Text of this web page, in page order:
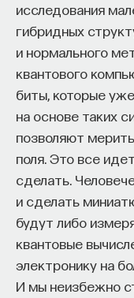
исследования
гибридных
и нормального
квантового
биты, которые
на основе таких
позволяют
поля. Это все
сделать.
и сделать
будут либо
квантовые
электронику на
И мы неизбежно